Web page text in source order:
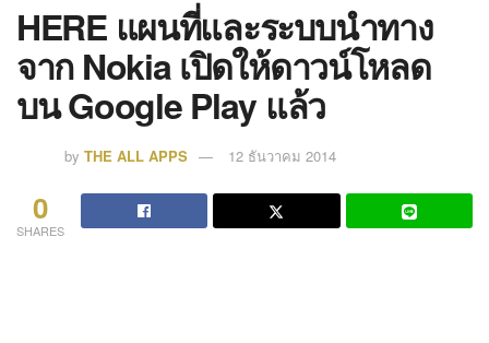
HERE แผนที่และระบบนำทาง
จาก Nokia เปิดให้ดาวน์โหลด
บน Google Play แล้ว
by THE ALL APPS 12 ธันวาคม 2014
0
SHARES